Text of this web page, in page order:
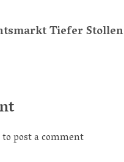
Tiefer Stollen
to post a comment